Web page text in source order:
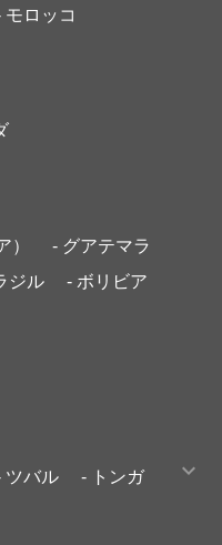
モロッコ
）
- グアテマラ
ジル
- ボリビア
ツバル
- トンガ